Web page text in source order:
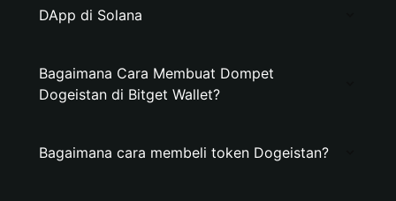
DApp di Solana
Bagaimana Cara Membuat Dompet
Dogeistan di Bitget Wallet?
Bagaimana cara membeli token Dogeistan?